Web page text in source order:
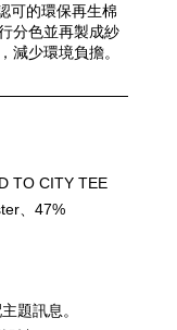
可的環保再生棉
分色並再製成紗
減少環境負擔。
TO CITY TEE
、47%
題訊息。